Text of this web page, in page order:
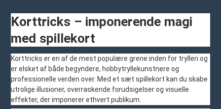
Korttricks – imponerende magi
med spillekort
Korttricks er en af de mest populære grene inden for trylleri og
er elsket af både begyndere, hobbytryllekunstnere og
professionelle verden over. Med et sæt spillekort kan du skabe
utrolige illusioner, overraskende forudsigelser og visuelle
effekter, der imponerer ethvert publikum.